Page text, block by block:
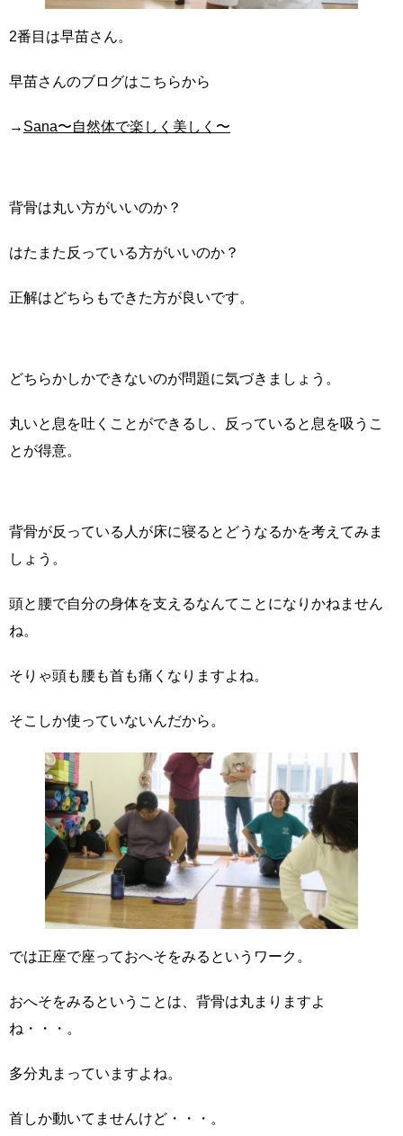
2番目は早苗さん。
早苗さんのブログはこちらから
→ Sana〜自然体で楽しく美しく〜
背骨は丸い方がいいのか？
はたまた反っている方がいいのか？
正解はどちらもできた方が良いです。
どちらかしかできないのが問題に気づきましょう。
丸いと息を吐くことができるし、反っていると息を吸うこ
とが得意。
背骨が反っている人が床に寝るとどうなるかを考えてみま
しょう。
頭と腰で自分の身体を支えるなんてことになりかねません
ね。
そりゃ頭も腰も首も痛くなりますよね。
そこしか使っていないんだから。
では正座で座っておへそをみるというワーク。
おへそをみるということは、背骨は丸まりますよ
ね・・・。
多分丸まっていますよね。
首しか動いてませんけど・・・。